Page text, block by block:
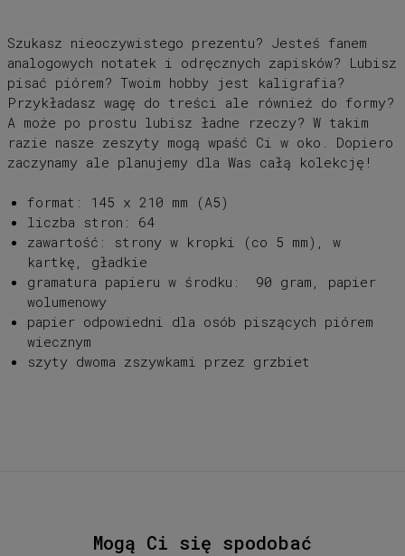
Szukasz nieoczywistego prezentu? Jesteś fanem
analogowych notatek i odręcznych zapisków? Lubisz
pisać piórem? Twoim hobby jest kaligrafia?
Przykładasz wagę do treści ale również do formy?
A może po prostu lubisz ładne rzeczy? W takim
razie nasze zeszyty mogą wpaść Ci w oko. Dopiero
zaczynamy ale planujemy dla Was całą kolekcję!
format: 145 x 210 mm (A5)
liczba stron: 64
zawartość: strony w kropki (co 5 mm), w
kartkę, gładkie
gramatura papieru w środku: 90 gram, papier
wolumenowy
papier odpowiedni dla osób piszących piórem
wiecznym
szyty dwoma zszywkami przez grzbiet
Mogą Ci się spodobać